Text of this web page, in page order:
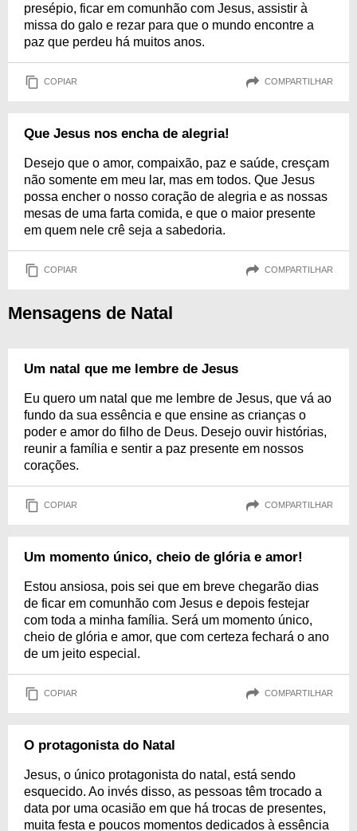
presépio, ficar em comunhão com Jesus, assistir à
missa do galo e rezar para que o mundo encontre a
paz que perdeu há muitos anos.
COPIAR COMPARTILHAR
Que Jesus nos encha de alegria!
Desejo que o amor, compaixão, paz e saúde, cresçam
não somente em meu lar, mas em todos. Que Jesus
possa encher o nosso coração de alegria e as nossas
mesas de uma farta comida, e que o maior presente
em quem nele crê seja a sabedoria.
COPIAR COMPARTILHAR
Mensagens de Natal
Um natal que me lembre de Jesus
Eu quero um natal que me lembre de Jesus, que vá ao
fundo da sua essência e que ensine as crianças o
poder e amor do filho de Deus. Desejo ouvir histórias,
reunir a família e sentir a paz presente em nossos
corações.
COPIAR COMPARTILHAR
Um momento único, cheio de glória e amor!
Estou ansiosa, pois sei que em breve chegarão dias
de ficar em comunhão com Jesus e depois festejar
com toda a minha família. Será um momento único,
cheio de glória e amor, que com certeza fechará o ano
de um jeito especial.
COPIAR COMPARTILHAR
O protagonista do Natal
Jesus, o único protagonista do natal, está sendo
esquecido. Ao invés disso, as pessoas têm trocado a
data por uma ocasião em que há trocas de presentes,
muita festa e poucos momentos dedicados à essência